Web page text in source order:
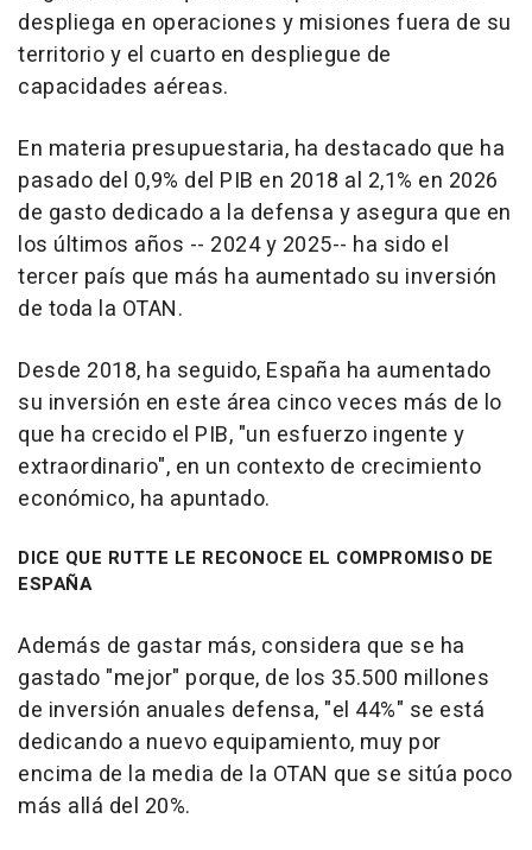
despliega en operaciones y misiones fuera de su
territorio y el cuarto en despliegue de
capacidades aéreas.
En materia presupuestaria, ha destacado que ha
pasado del 0,9% del PIB en 2018 al 2,1% en 2026
de gasto dedicado a la defensa y asegura que en
los últimos años -- 2024 y 2025-- ha sido el
tercer país que más ha aumentado su inversión
de toda la OTAN.
Desde 2018, ha seguido, España ha aumentado
su inversión en este área cinco veces más de lo
que ha crecido el PIB, "un esfuerzo ingente y
extraordinario", en un contexto de crecimiento
económico, ha apuntado.
DICE QUE RUTTE LE RECONOCE EL COMPROMISO DE
ESPAÑA
Además de gastar más, considera que se ha
gastado "mejor" porque, de los 35.500 millones
de inversión anuales defensa, "el 44%" se está
dedicando a nuevo equipamiento, muy por
encima de la media de la OTAN que se sitúa poco
más allá del 20%.